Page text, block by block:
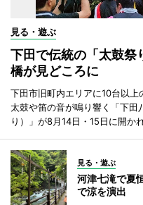
見る・遊ぶ
下田で伝統の「太鼓
橋が見どころに
下田市旧町内エリアに10台以
太鼓や笛の音が鳴り響く「下田
り）」が8月14日・15日に開かれ
見る・遊ぶ
河津七滝で夏
で涼を演出